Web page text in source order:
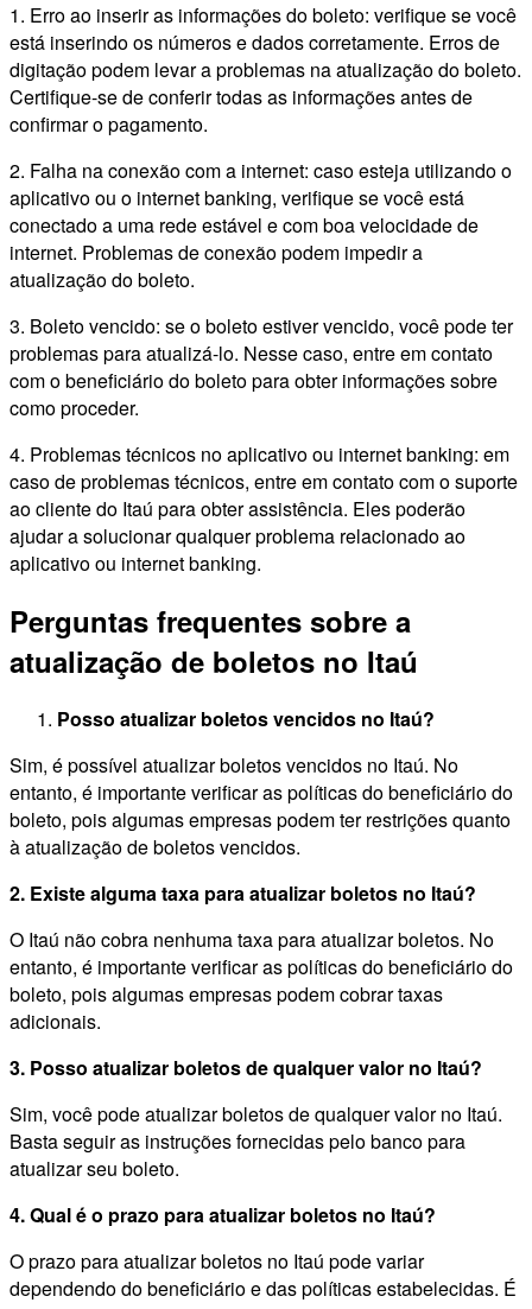
1. Erro ao inserir as informações do boleto: verifique se você
está inserindo os números e dados corretamente. Erros de
digitação podem levar a problemas na atualização do boleto.
Certifique-se de conferir todas as informações antes de
confirmar o pagamento.
2. Falha na conexão com a internet: caso esteja utilizando o
aplicativo ou o internet banking, verifique se você está
conectado a uma rede estável e com boa velocidade de
internet. Problemas de conexão podem impedir a
atualização do boleto.
3. Boleto vencido: se o boleto estiver vencido, você pode ter
problemas para atualizá-lo. Nesse caso, entre em contato
com o beneficiário do boleto para obter informações sobre
como proceder.
4. Problemas técnicos no aplicativo ou internet banking: em
caso de problemas técnicos, entre em contato com o suporte
ao cliente do Itaú para obter assistência. Eles poderão
ajudar a solucionar qualquer problema relacionado ao
aplicativo ou internet banking.
Perguntas frequentes sobre a
atualização de boletos no Itaú
Posso atualizar boletos vencidos no Itaú?
Sim, é possível atualizar boletos vencidos no Itaú. No
entanto, é importante verificar as políticas do beneficiário do
boleto, pois algumas empresas podem ter restrições quanto
à atualização de boletos vencidos.
2. Existe alguma taxa para atualizar boletos no Itaú?
O Itaú não cobra nenhuma taxa para atualizar boletos. No
entanto, é importante verificar as políticas do beneficiário do
boleto, pois algumas empresas podem cobrar taxas
adicionais.
3. Posso atualizar boletos de qualquer valor no Itaú?
Sim, você pode atualizar boletos de qualquer valor no Itaú.
Basta seguir as instruções fornecidas pelo banco para
atualizar seu boleto.
4. Qual é o prazo para atualizar boletos no Itaú?
O prazo para atualizar boletos no Itaú pode variar
dependendo do beneficiário e das políticas estabelecidas. É